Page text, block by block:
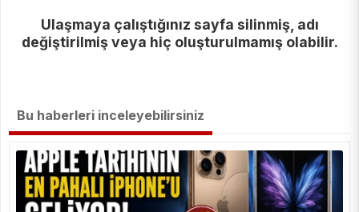
Ulaşmaya çalıştığınız sayfa silinmiş, adı
değiştirilmiş veya hiç oluşturulmamış olabilir.
Bu haberleri inceleyebilirsiniz